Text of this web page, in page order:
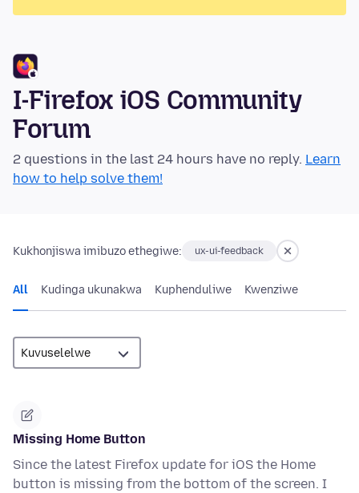
I-Firefox iOS Community
Forum
2 questions in the last 24 hours have no reply. Learn
how to help solve them!
Kukhonjiswa imibuzo ethegiwe: ux-ui-feedback
All Kudinga ukunakwa Kuphenduliwe Kwenziwe
Missing Home Button
Since the latest Firefox update for iOS the Home
button is missing from the bottom of the screen. I